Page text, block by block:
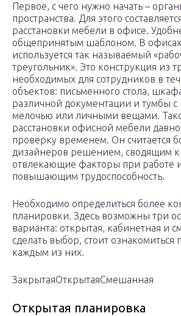
Первое, с чего нужно начать –
пространства. Для этого
расстановки мебели в офисе.
общепринятым шаблоном. В офисах
используется так называемый
треугольник». Это конструкция из
необходимых для сотрудников в
объектов: письменного стола,
различной документации и тумбы с
мелочью или личными вещами.
расстановки офисной мебели
проверку временем. Он считается
дизайнеров решением, сводящим
отвлекающие факторы при работе
повышающим трудоспособность.
Необходимо определиться более
планировки. Здесь возможны три
варианта: открытая, кабинетная и
сделать выбор, стоит ознакомиться
каждым из них.
ЗакрытаяОткрытаяСмешанная
Открытая планировка